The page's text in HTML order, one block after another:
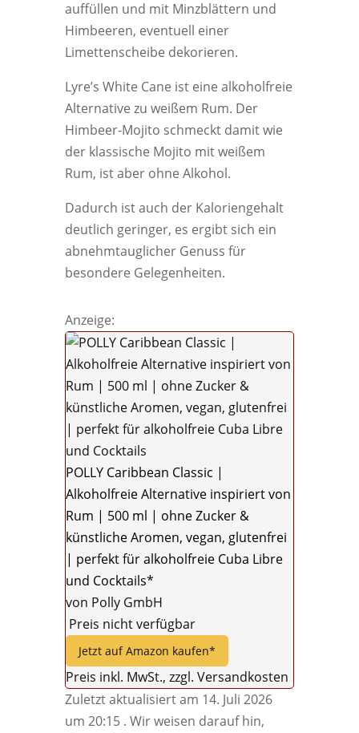
auffüllen und mit Minzblättern und
Himbeeren, eventuell einer
Limettenscheibe dekorieren.
Lyre’s White Cane ist eine alkoholfreie
Alternative zu weißem Rum. Der
Himbeer-Mojito schmeckt damit wie
der klassische Mojito mit weißem
Rum, ist aber ohne Alkohol.
Dadurch ist auch der Kaloriengehalt
deutlich geringer, es ergibt sich ein
abnehmtauglicher Genuss für
besondere Gelegenheiten.
Anzeige:
POLLY Caribbean Classic |
Alkoholfreie Alternative inspiriert von
Rum | 500 ml | ohne Zucker &
künstliche Aromen, vegan, glutenfrei
| perfekt für alkoholfreie Cuba Libre
und Cocktails*
von Polly GmbH
Preis nicht verfügbar
Jetzt auf Amazon kaufen*
Preis inkl. MwSt., zzgl. Versandkosten
Zuletzt aktualisiert am 14. Juli 2026
um 20:15 . Wir weisen darauf hin,